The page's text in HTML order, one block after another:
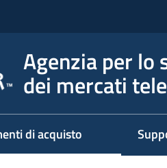
Agenzia per lo
dei mercati
di acquisto